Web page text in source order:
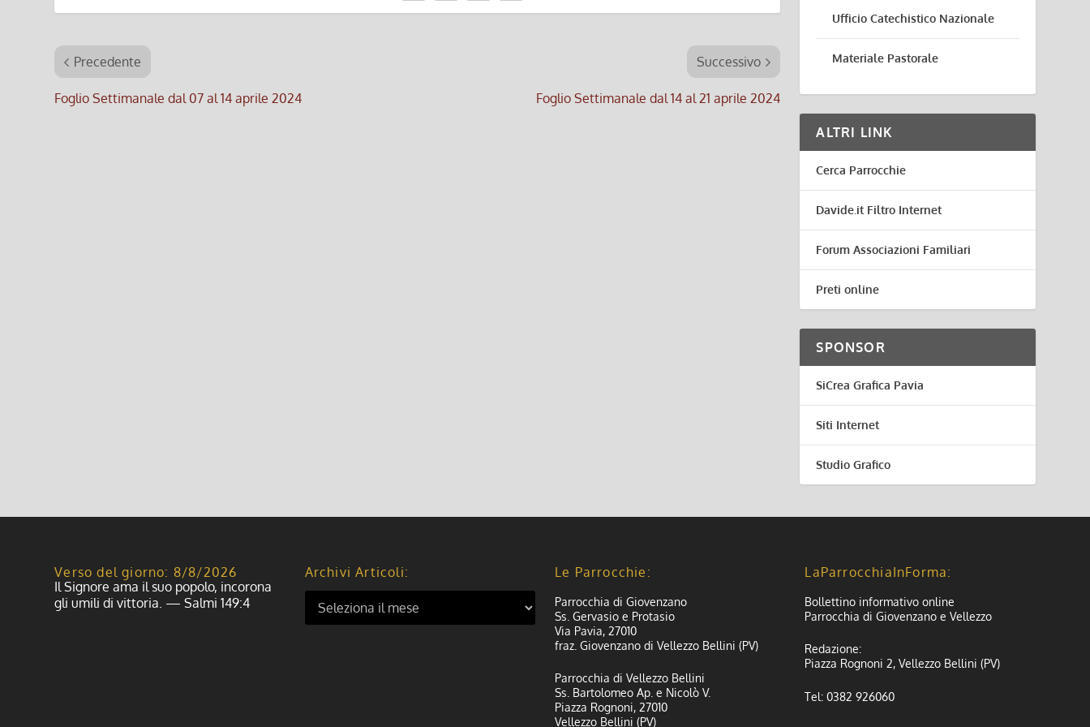
Precedente
Foglio Settimanale dal 07 al 14 aprile 2024
Successivo
Foglio Settimanale dal 14 al 21 aprile 2024
Ufficio Catechistico Nazionale
Materiale Pastorale
ALTRI LINK
Cerca Parrocchie
Davide.it Filtro Internet
Forum Associazioni Familiari
Preti online
SPONSOR
SiCrea Grafica Pavia
Siti Internet
Studio Grafico
Verso del giorno: 8/8/2026
Il Signore ama il suo popolo, incorona
gli umili di vittoria. — Salmi 149:4
Archivi Articoli: Le Parrocchie:
Parrocchia di Giovenzano
Ss. Gervasio e Protasio
Via Pavia, 27010
fraz. Giovenzano di Vellezzo Bellini (PV)
Parrocchia di Vellezzo Bellini
Ss. Bartolomeo Ap. e Nicolò V.
Piazza Rognoni, 27010
Vellezzo Bellini (PV)
LaParrocchiaInForma:
Bollettino informativo online
Parrocchia di Giovenzano e Vellezzo
Redazione:
Piazza Rognoni 2, Vellezzo Bellini (PV)
Tel: 0382 926060